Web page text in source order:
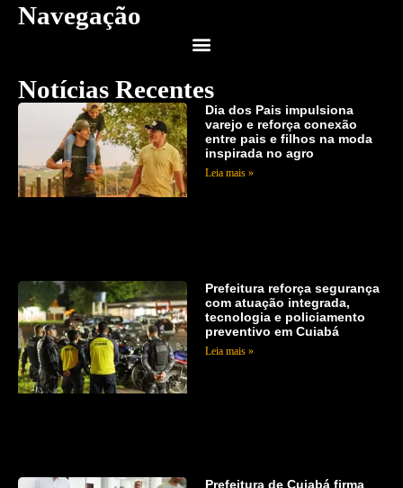
Navegação
Notícias Recentes
Dia dos Pais impulsiona
varejo e reforça conexão
entre pais e filhos na moda
inspirada no agro
Leia mais »
Prefeitura reforça segurança
com atuação integrada,
tecnologia e policiamento
preventivo em Cuiabá
Leia mais »
Prefeitura de Cuiabá firma